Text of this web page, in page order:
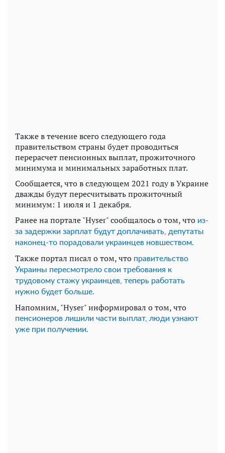
Также в течение всего следующего года
правительством страны будет проводиться
перерасчет пенсионных выплат, прожиточного
минимума и минимальных заработных плат.
Сообщается, что в следующем 2021 году в Украине
дважды будут пересчитывать прожиточный
минимум: 1 июля и 1 декабря.
Ранее на портале "Hyser" сообщалось о том, что из-
за задержки зарплат будут доплачивать, депутаты
наконец-то порадовали украинцев новшеством.
Также портал писал о том, что правительство
Украины пересмотрело свои требования к
трудовому стажу украинцев, теперь работать
нужно будет больше.
Напомним, "Hyser" информировал о том, что
пенсионеров лишили части выплат, люди узнают
уже при получении.